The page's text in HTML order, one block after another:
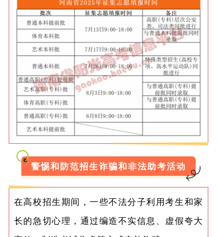
警惕和防范招生诈骗和非法助考活动
在高校招生期间，一些不法分子利用考生和家
长的急切心理，通过编造不实信息、虚假夸大